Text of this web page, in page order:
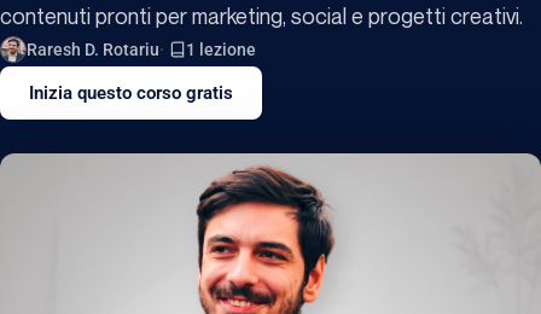
contenuti pronti per marketing, social e progetti creativi.
Raresh D. Rotariu 1 lezione
Inizia questo corso gratis